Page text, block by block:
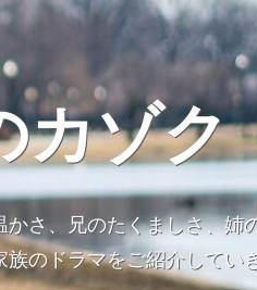
カゾク
かさ、兄のたくましさ、
のドラマをご紹介してい